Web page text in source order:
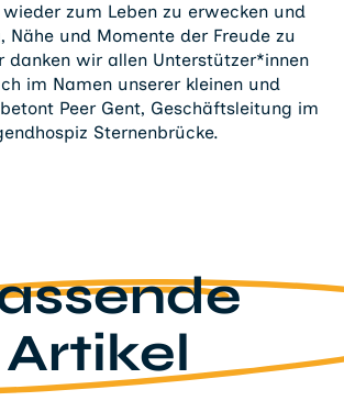
zum Leben zu erwecken und
Nähe und Momente der Freude zu
danken wir allen Unterstützer*innen
im Namen unserer kleinen und
Peer Gent, Geschäftsleitung im
Sternenbrücke.
Artikel